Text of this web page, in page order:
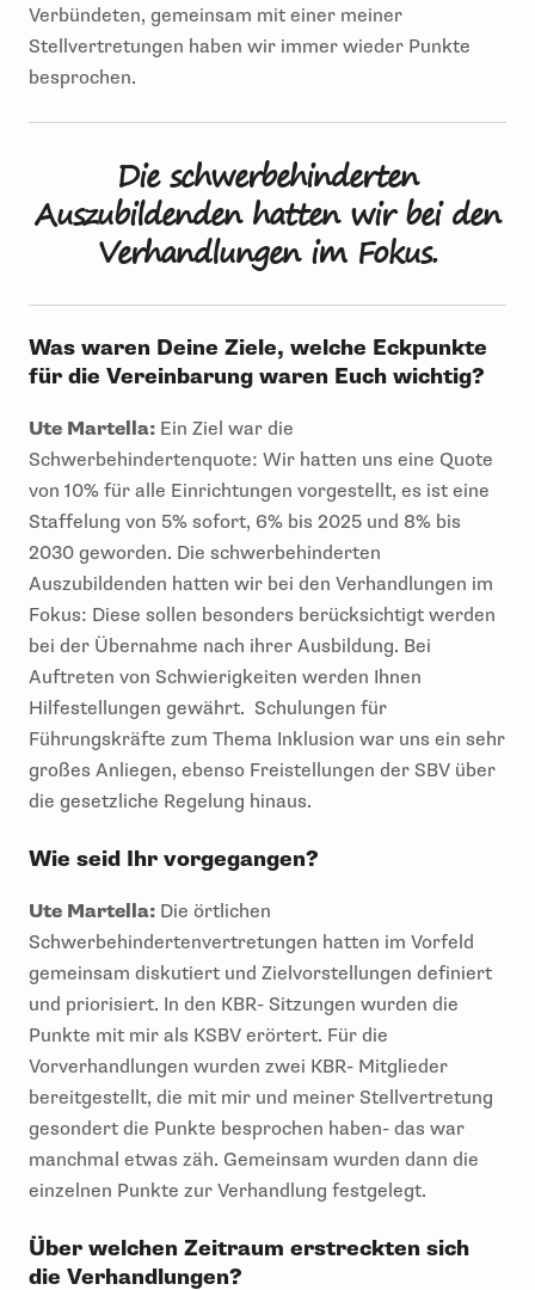
Verbündeten, gemeinsam mit einer meiner
Stellvertretungen haben wir immer wieder Punkte
besprochen.
Die schwerbehinderten
Auszubildenden hatten wir bei den
Verhandlungen im Fokus.
Was waren Deine Ziele, welche Eckpunkte
für die Vereinbarung waren Euch wichtig?
Ute Martella: Ein Ziel war die
Schwerbehindertenquote: Wir hatten uns eine Quote
von 10% für alle Einrichtungen vorgestellt, es ist eine
Staffelung von 5% sofort, 6% bis 2025 und 8% bis
2030 geworden. Die schwerbehinderten
Auszubildenden hatten wir bei den Verhandlungen im
Fokus: Diese sollen besonders berücksichtigt werden
bei der Übernahme nach ihrer Ausbildung. Bei
Auftreten von Schwierigkeiten werden Ihnen
Hilfestellungen gewährt. Schulungen für
Führungskräfte zum Thema Inklusion war uns ein sehr
großes Anliegen, ebenso Freistellungen der SBV über
die gesetzliche Regelung hinaus.
Wie seid Ihr vorgegangen?
Ute Martella: Die örtlichen
Schwerbehindertenvertretungen hatten im Vorfeld
gemeinsam diskutiert und Zielvorstellungen definiert
und priorisiert. In den KBR- Sitzungen wurden die
Punkte mit mir als KSBV erörtert. Für die
Vorverhandlungen wurden zwei KBR- Mitglieder
bereitgestellt, die mit mir und meiner Stellvertretung
gesondert die Punkte besprochen haben- das war
manchmal etwas zäh. Gemeinsam wurden dann die
einzelnen Punkte zur Verhandlung festgelegt.
Über welchen Zeitraum erstreckten sich
die Verhandlungen?